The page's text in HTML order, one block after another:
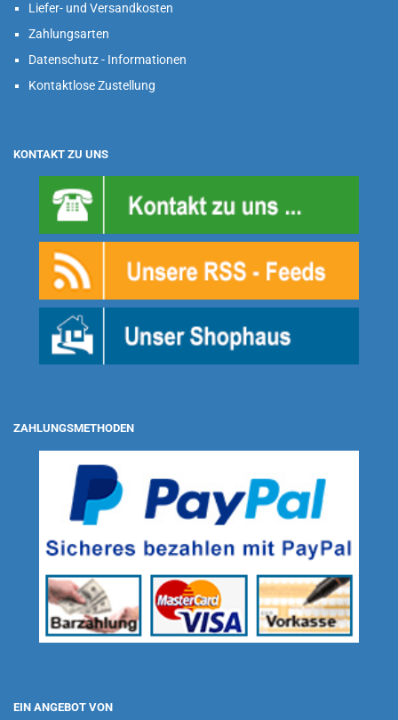
Liefer- und Versandkosten
Zahlungsarten
Datenschutz - Informationen
Kontaktlose Zustellung
KONTAKT ZU UNS
ZAHLUNGSMETHODEN
EIN ANGEBOT VON